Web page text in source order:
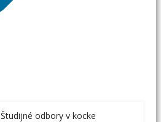
Študijné odbory v kocke